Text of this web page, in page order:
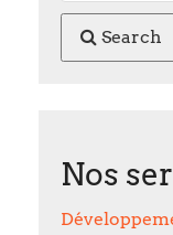
Search
Nos